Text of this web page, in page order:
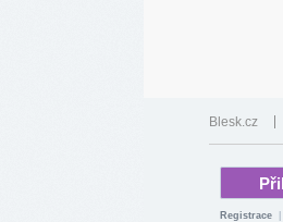
Blesk.cz
Registrace